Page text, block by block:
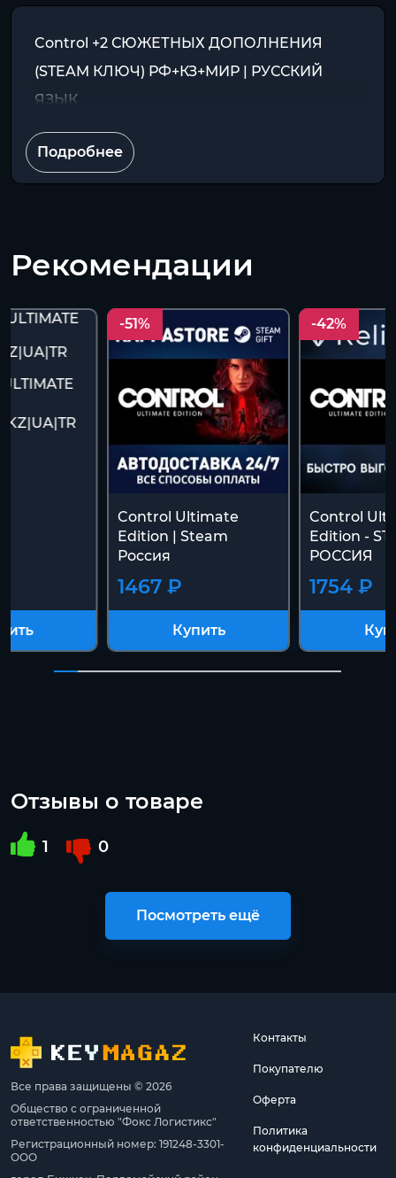
Control +2 СЮЖЕТНЫХ ДОПОЛНЕНИЯ
(STEAM КЛЮЧ) РФ+КЗ+МИР | РУССКИЙ
ЯЗЫК
Подробнее
Рекомендации
-51%
Control Ultimate
Edition | Steam
Россия
1467 ₽
Купить
-42%
Control
Edition -
РОССИЯ
1754 ₽
Отзывы о товаре
1 0
Посмотреть ещё
Все права защищены © 2026
Общество с ограниченной
ответственностью "Фокс Логистикс"
Регистрационный номер: 191248-3301-
ООО
Контакты
Покупателю
Оферта
Политика
конфиденциальности